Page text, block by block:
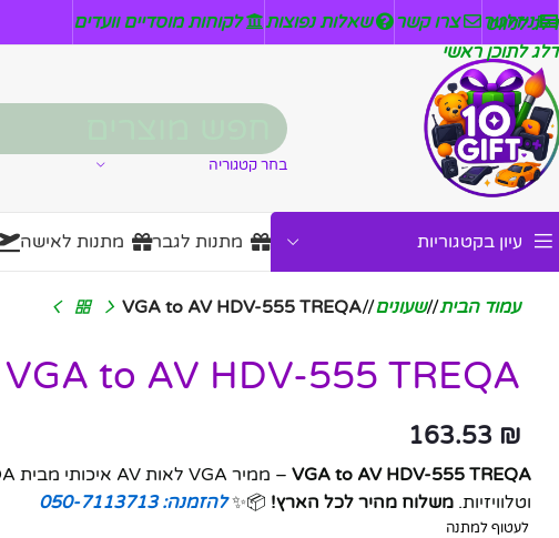
דלג לניווט
דלג לתוכן ראשי
ניזלטר צרו קשר שאלות נפוצות לקוחות מוסדיים וועדים
בחר קטגוריה
עיון בקטגוריות מתנות לגבר מתנות לאישה
עמוד הבית/ שעונים/
VGA to AV HDV-555 TREQA
VGA to AV HDV-555 TREQA
163.53 ₪
VGA to AV HDV-555 TREQA
וטלוויזיות.משלוח מהיר לכל הארץ! 📦✨להזמנה: 050-7113713
לעטוף למתנה